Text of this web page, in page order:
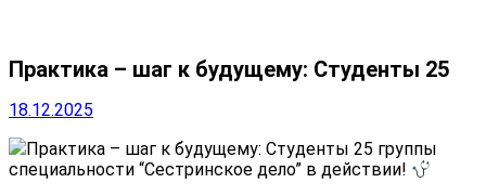
Практика – шаг к будущему: Студенты 25
18.12.2025
Практика – шаг к будущему: Студенты 25 группы
специальности “Сестринское дело” в действии!